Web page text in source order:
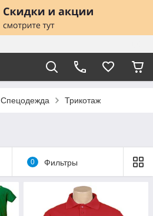
Спецодежда Трикотаж
0 Фильтры